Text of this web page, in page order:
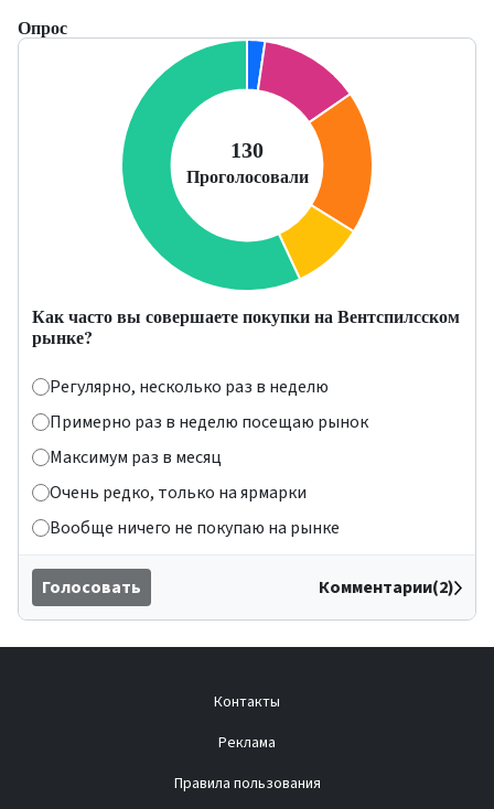
Опрос
Как часто вы совершаете покупки на Вентспилсском
рынке?
Регулярно, несколько раз в неделю
Примерно раз в неделю посещаю рынок
Максимум раз в месяц
Очень редко, только на ярмарки
Вообще ничего не покупаю на рынке
Голосовать Комментарии(2)
Контакты
Реклама
Правила пользования